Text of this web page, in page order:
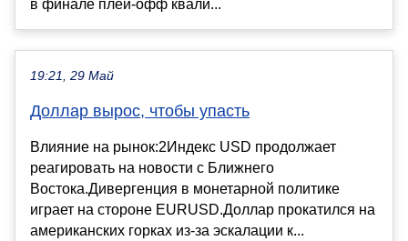
в финале плей-офф квали...
19:21, 29 Май
Доллар вырос, чтобы упасть
Влияние на рынок:2Индекс USD продолжает
реагировать на новости с Ближнего
Востока.Дивергенция в монетарной политике
играет на стороне EURUSD.Доллар прокатился на
американских горках из-за эскалации к...